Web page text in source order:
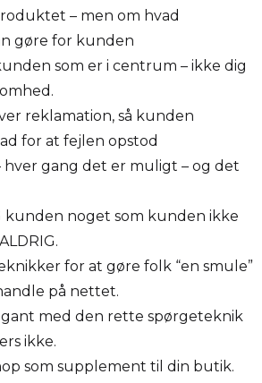
– men om hvad
gøre for kunden
som er i centrum – ikke dig
reklamation, så kunden
for at fejlen opstod
hver gang det er muligt – og det
kunden noget som kunden ikke
for at gøre folk “en smule”
på nettet.
med den rette spørgeteknik
ikke.
som supplement til din butik.